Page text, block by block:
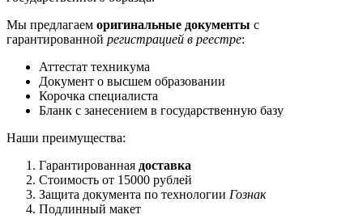
Мы предлагаем оригинальные документы с
гарантированной регистрацией в реестре:
Аттестат техникума
Документ о высшем образовании
Корочка специалиста
Бланк с занесением в государственную базу
Наши преимущества:
Гарантированная доставка
Стоимость от 15000 рублей
Защита документа по технологии Гознак
Подлинный макет